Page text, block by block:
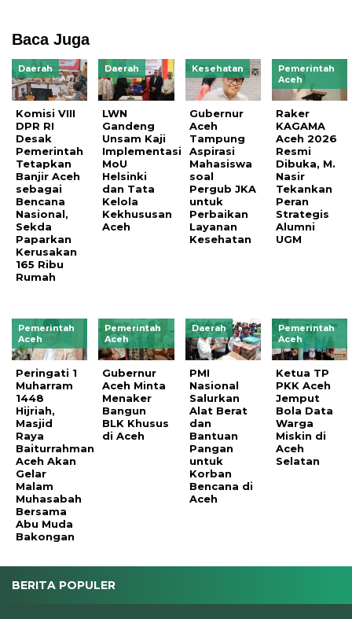
Baca Juga
Daerah
Komisi VIII
DPR RI
Desak
Pemerintah
Tetapkan
Banjir Aceh
sebagai
Bencana
Nasional,
Sekda
Paparkan
Kerusakan
165 Ribu
Rumah
Daerah
LWN
Gandeng
Unsam Kaji
Implementasi
MoU
Helsinki
dan Tata
Kelola
Kekhususan
Aceh
Kesehatan
Gubernur
Aceh
Tampung
Aspirasi
Mahasiswa
soal
Pergub JKA
untuk
Perbaikan
Layanan
Kesehatan
Pemerintah
Aceh
Raker
KAGAMA
Aceh 2026
Resmi
Dibuka, M.
Nasir
Tekankan
Peran
Strategis
Alumni
UGM
Pemerintah
Aceh
Peringati 1
Muharram
1448
Hijriah,
Masjid
Raya
Baiturrahman
Aceh Akan
Gelar
Malam
Muhasabah
Bersama
Abu Muda
Bakongan
Pemerintah
Aceh
Gubernur
Aceh Minta
Menaker
Bangun
BLK Khusus
di Aceh
Daerah
PMI
Nasional
Salurkan
Alat Berat
dan
Bantuan
Pangan
untuk
Korban
Bencana di
Aceh
Pemerintah
Aceh
Ketua TP
PKK Aceh
Jemput
Bola Data
Warga
Miskin di
Aceh
Selatan
BERITA POPULER